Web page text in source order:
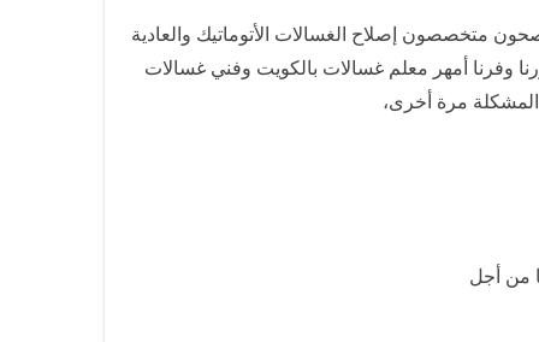
متخصصون إصلاح الغسالات الأتوماتيك والعادية
وفرنا أمهر معلم غسالات بالكويت وفني غسالات
مرة أخرى،